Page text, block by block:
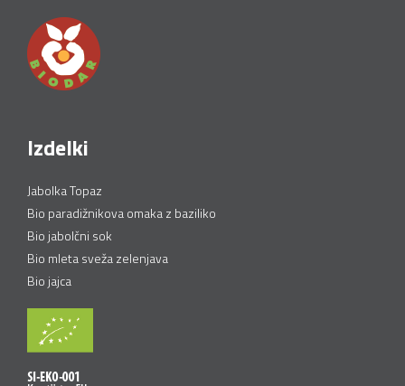
Izdelki
Jabolka Topaz
Bio paradižnikova omaka z baziliko
Bio jabolčni sok
Bio mleta sveža zelenjava
Bio jajca